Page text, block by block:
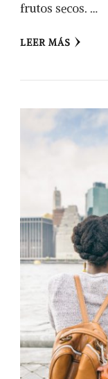
frutos secos. …
LEER MÁS